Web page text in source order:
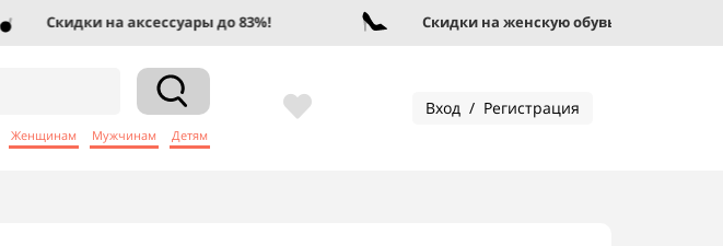
Скидки на аксессуары до 83%! Скидки на женскую обувь до 95%!
Женщинам Мужчинам Детям
Вход / Регистрация